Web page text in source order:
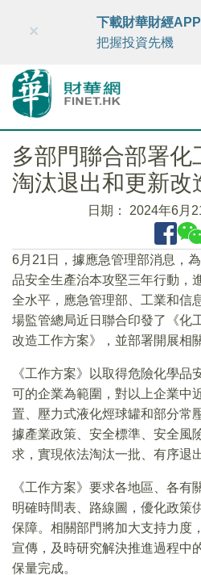
財華智庫網 FINTV
×
下載財華財經APP
把握投資先機
多部門聯合部署化
淘汰退出和更新改
日期： 2024年6月
6月21日，據應急管理部消息，
品安全生產治本攻堅三年行動，
全水平，應急管理部、工業和信
場監管總局近日聯合印發了《化
改造工作方案》，並部署開展相
《工作方案》以取得危險化學
可的企業為範圍，對以上企業中
置、壓力式液化烴球罐和部分常
據產業政策、安全標準、安全風
求，實現依法淘汰一批、有序退
《工作方案》要求各地區、各有
明確時間表、路線圖，優化政策
保障。相關部門將加大支持力度
宣傳，及時研究解決推進過程中
保量完成。